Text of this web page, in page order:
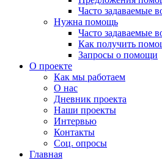
Часто задаваемые
Нужна помощь
Часто задаваемые
Как получить
Запросы о помощи
О проекте
Как мы работаем
О нас
Дневник проекта
Наши проекты
Интервью
Контакты
Соц. опросы
Главная